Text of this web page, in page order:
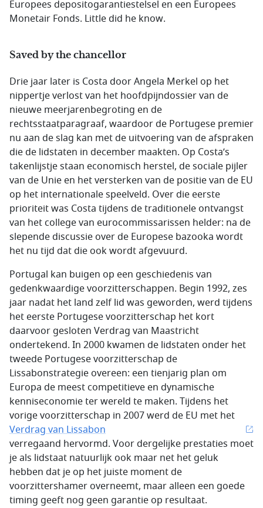
Europees depositogarantiestelsel en een Europees
Monetair Fonds. Little did he know.
Saved by the chancellor
Drie jaar later is Costa door Angela Merkel op het
nippertje verlost van het hoofdpijndossier van de
nieuwe meerjarenbegroting en de
rechtsstaatparagraaf, waardoor de Portugese premier
nu aan de slag kan met de uitvoering van de afspraken
die de lidstaten in december maakten. Op Costa’s
takenlijstje staan economisch herstel, de sociale pijler
van de Unie en het versterken van de positie van de EU
op het internationale speelveld. Over die eerste
prioriteit was Costa tijdens de traditionele ontvangst
van het college van eurocommissarissen helder: na de
slepende discussie over de Europese bazooka wordt
het nu tijd dat die ook wordt afgevuurd.
Portugal kan buigen op een geschiedenis van
gedenkwaardige voorzitterschappen. Begin 1992, zes
jaar nadat het land zelf lid was geworden, werd tijdens
het eerste Portugese voorzitterschap het kort
daarvoor gesloten Verdrag van Maastricht
ondertekend. In 2000 kwamen de lidstaten onder het
tweede Portugese voorzitterschap de
Lissabonstrategie overeen: een tienjarig plan om
Europa de meest competitieve en dynamische
kenniseconomie ter wereld te maken. Tijdens het
vorige voorzitterschap in 2007 werd de EU met het
Verdrag van Lissabon
verregaand hervormd. Voor dergelijke prestaties moet
je als lidstaat natuurlijk ook maar net het geluk
hebben dat je op het juiste moment de
voorzittershamer overneemt, maar alleen een goede
timing geeft nog geen garantie op resultaat.